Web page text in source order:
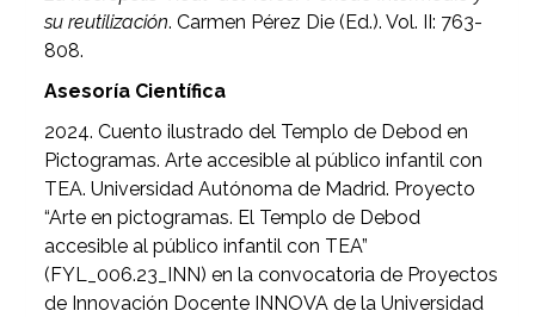
su reutilización. Carmen Pérez Die (Ed.). Vol. II: 763-
808.
Asesoría Científica
2024. Cuento ilustrado del Templo de Debod en
Pictogramas. Arte accesible al público infantil con
TEA. Universidad Autónoma de Madrid. Proyecto
“Arte en pictogramas. El Templo de Debod
accesible al público infantil con TEA”
(FYL_006.23_INN) en la convocatoria de Proyectos
de Innovación Docente INNOVA de la Universidad